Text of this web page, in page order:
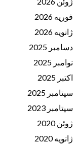
فوریه 2026
ژانویه 2026
دسامبر 2025
نوامبر 2025
اکتبر 2025
سپتامبر 2025
سپتامبر 2023
ژوئن 2020
ژانویه 2020